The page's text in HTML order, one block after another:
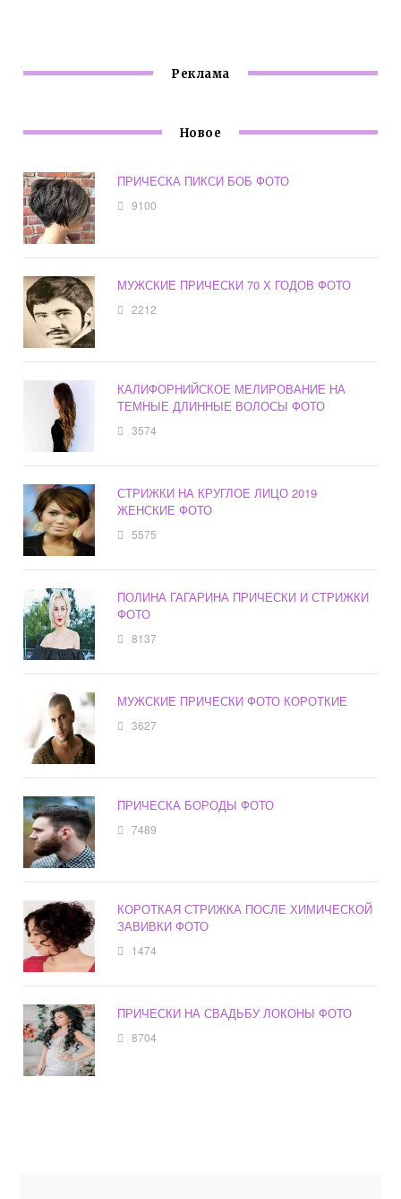
Реклама
Новое
ПРИЧЕСКА ПИКСИ БОБ ФОТО
9100
МУЖСКИЕ ПРИЧЕСКИ 70 Х ГОДОВ ФОТО
2212
КАЛИФОРНИЙСКОЕ МЕЛИРОВАНИЕ НА
ТЕМНЫЕ ДЛИННЫЕ ВОЛОСЫ ФОТО
3574
СТРИЖКИ НА КРУГЛОЕ ЛИЦО 2019
ЖЕНСКИЕ ФОТО
5575
ПОЛИНА ГАГАРИНА ПРИЧЕСКИ И СТРИЖКИ
ФОТО
8137
МУЖСКИЕ ПРИЧЕСКИ ФОТО КОРОТКИЕ
3627
ПРИЧЕСКА БОРОДЫ ФОТО
7489
КОРОТКАЯ СТРИЖКА ПОСЛЕ ХИМИЧЕСКОЙ
ЗАВИВКИ ФОТО
1474
ПРИЧЕСКИ НА СВАДЬБУ ЛОКОНЫ ФОТО
8704